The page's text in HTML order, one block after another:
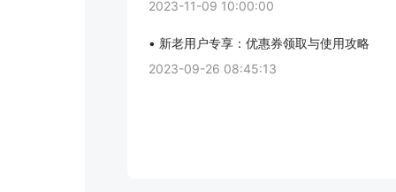
2023-11-09 10:00:00
• 新老用户专享：优惠券领取与使用攻略
2023-09-26 08:45:13